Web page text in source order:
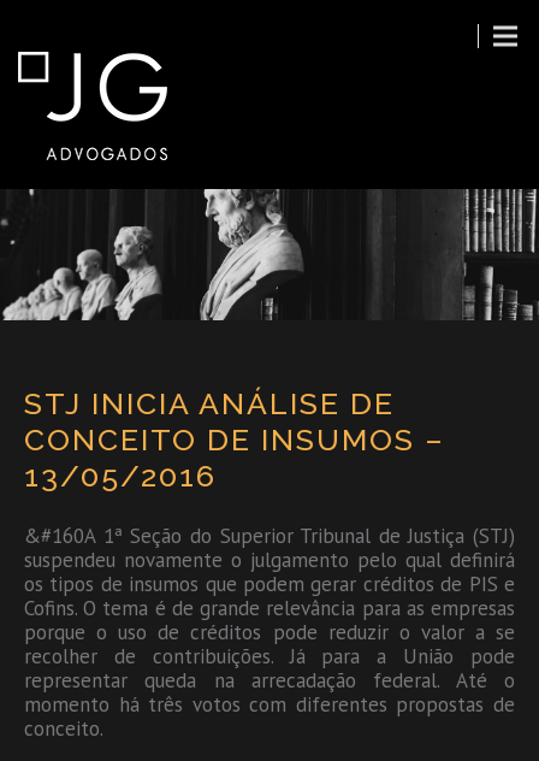
STJ INICIA ANÁLISE DE
CONCEITO DE INSUMOS –
13/05/2016
&#160A 1ª Seção do Superior Tribunal de Justiça (STJ)
suspendeu novamente o julgamento pelo qual definirá
os tipos de insumos que podem gerar créditos de PIS e
Cofins. O tema é de grande relevância para as empresas
porque o uso de créditos pode reduzir o valor a se
recolher de contribuições. Já para a União pode
representar queda na arrecadação federal. Até o
momento há três votos com diferentes propostas de
conceito.